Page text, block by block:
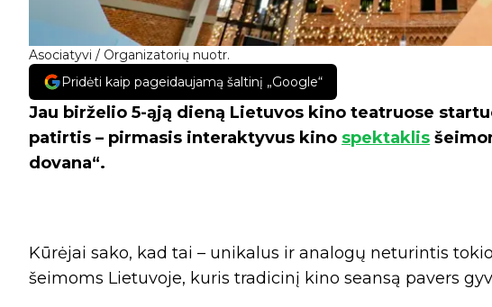
Asociatyvi / Organizatorių nuotr.
Pridėti kaip pageidaujamą šaltinį „Google“
Jau birželio 5-ąją dieną Lietuvos kino teatruose
patirtis – pirmasis interaktyvus kino spektaklis
dovana“.
Kūrėjai sako, kad tai – unikalus ir analogų neturintis
šeimoms Lietuvoje, kuris tradicinį kino seansą pavers